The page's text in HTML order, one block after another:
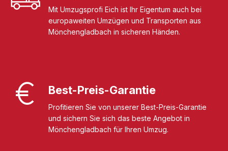
Mit Umzugsprofi Eich ist Ihr Eigentum auch bei
europaweiten Umzügen und Transporten aus
Mönchengladbach in sicheren Händen.
Best-Preis-Garantie
Profitieren Sie von unserer Best-Preis-Garantie
und sichern Sie sich das beste Angebot in
Mönchengladbach für Ihren Umzug.